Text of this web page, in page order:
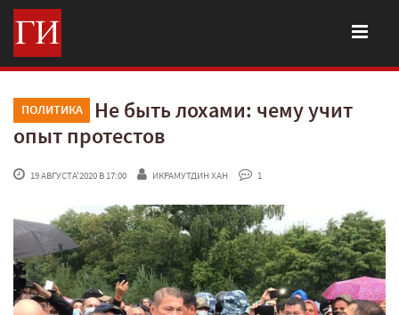
ПОЛИТИКА
Не быть лохами: чему учит
опыт протестов
19 АВГУСТА'2020 В 17:00 ИКРАМУТДИН ХАН 1